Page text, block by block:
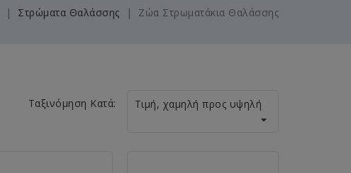
Στρώματα Θαλάσσης Ζώα Στρωματάκια Θαλάσσης
Ταξινόμηση Κατά: Τιμή, χαμηλή προς υψηλή
